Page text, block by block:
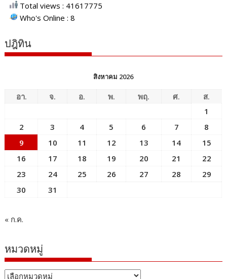
Total views : 41617775
Who's Online : 8
ปฎิทิน
สิงหาคม 2026
อา. จ. อ. พ. พฤ. ศ.
ส.
1
2
3 4 5 6 7
8
9
10 11 12 13 14
15
16
17 18 19 20 21
22
23
24 25 26 27 28
29
30
31
« ก.ค.
หมวดหมู่
หมวด